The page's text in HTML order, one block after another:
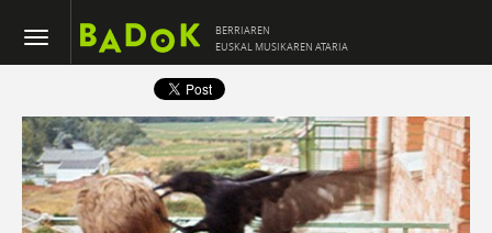
BERRIAREN
EUSKAL MUSIKAREN ATARIA